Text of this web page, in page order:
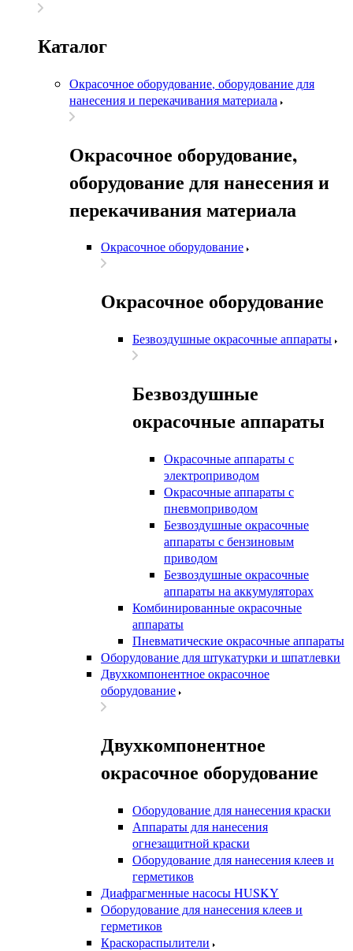
Каталог
Окрасочное оборудование, оборудование для
нанесения и перекачивания материала
Окрасочное оборудование,
оборудование для нанесения и
перекачивания материала
Окрасочное оборудование
Окрасочное оборудование
Безвоздушные окрасочные аппараты
Безвоздушные
окрасочные аппараты
Окрасочные аппараты с
электроприводом
Окрасочные аппараты с
пневмоприводом
Безвоздушные окрасочные
аппараты с бензиновым
приводом
Безвоздушные окрасочные
аппараты на аккумуляторах
Комбинированные окрасочные
аппараты
Пневматические окрасочные аппараты
Оборудование для штукатурки и шпатлевки
Двухкомпонентное окрасочное
оборудование
Двухкомпонентное
окрасочное оборудование
Оборудование для нанесения краски
Аппараты для нанесения
огнезащитной краски
Оборудование для нанесения клеев и
герметиков
Диафрагменные насосы HUSKY
Оборудование для нанесения клеев и
герметиков
Краскораспылители